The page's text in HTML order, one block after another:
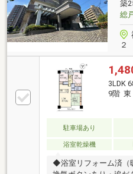
築
総
２
3LDK
9階 東
駐車場あり
浴室乾燥機
◆浴室リフォーム済（